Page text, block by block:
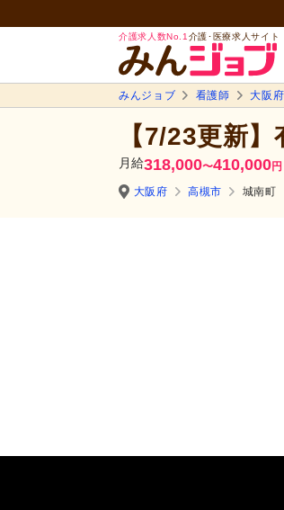
介護求人数No.1 介護･医療求人サイト
みんジョブ 看護師 大阪
【7/23更新
月給318,000〜410,000円
大阪府
高槻市 城南町